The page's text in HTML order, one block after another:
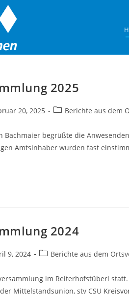
2025
20, 2025
Beitrags-
Berichte aus dem
begrüßte die
Amtsinhaber wurden fast
2024
9, 2024
Beitrags-
Berichte aus dem
im Reiterhofstüberl
Mittelstandsunion, stv CSU